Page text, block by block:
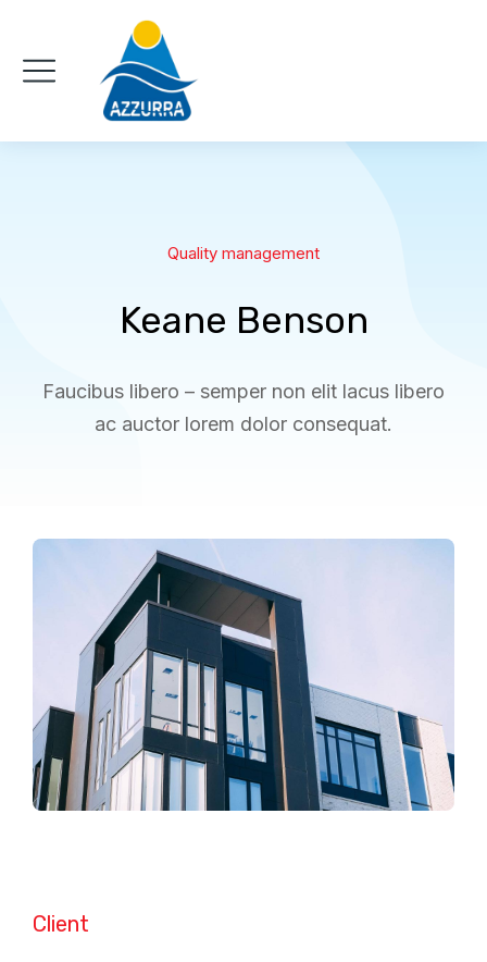
Quality management
Keane Benson
Faucibus libero – semper non elit lacus libero
ac auctor lorem dolor consequat.
Client